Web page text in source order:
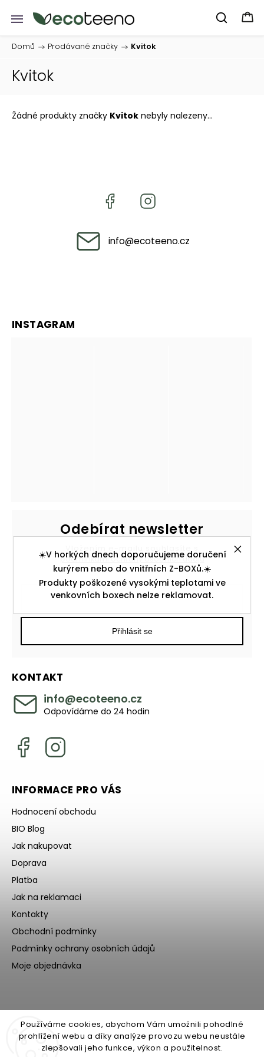
Používáme cookies, abychom Vám umožnili pohodlné
prohlížení webu a díky analýze provozu webu neustále
zlepšovali jeho funkce, výkon a použitelnost.
☀️V horkých dnech doporučujeme doručení
kurýrem nebo do vnitřních Z-BOXů.☀️
Produkty poškozené vysokými teplotami ve
venkovních boxech nelze reklamovat.
Domů / Prodávané značky / Kvitok
Kvitok
Žádné produkty značky Kvitok nebyly nalezeny...
info@ecoteeno.cz
INSTAGRAM
KONTAKT
info@ecoteeno.cz
Odpovídáme do 24 hodin
Odebírat newsletter
Vložením e-mailu souhlasíte s
podmínkami ochrany osobních údajů
Přihlásit se
INFORMACE PRO VÁS
Hodnocení obchodu
BIO Blog
Jak nakupovat
Doprava
Platba
Jak na reklamaci
Kontakty
Obchodní podmínky
Podmínky ochrany osobních údajů
Moje objednávka